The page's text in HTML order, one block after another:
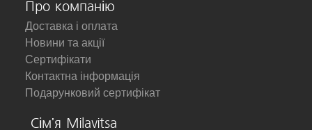
Про компанію
Доставка і оплата
Новини та акції
Сертифікати
Контактна інформація
Подарунковий сертифікат
Сім'я Milavitsa